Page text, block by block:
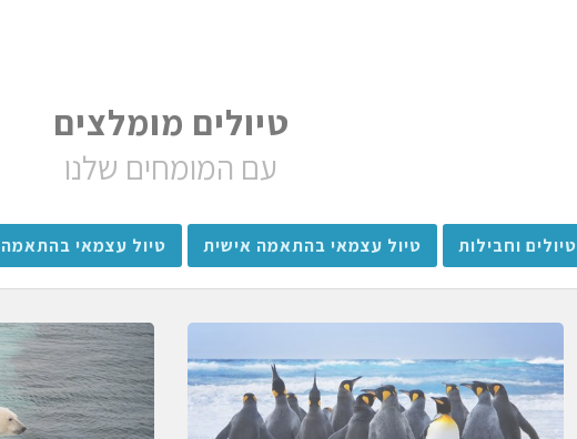
טיולים מומלצים
עם המומחים שלנו
טיולים וחבילות טיול עצמאי בהתאמה אישית טיול עצמאי